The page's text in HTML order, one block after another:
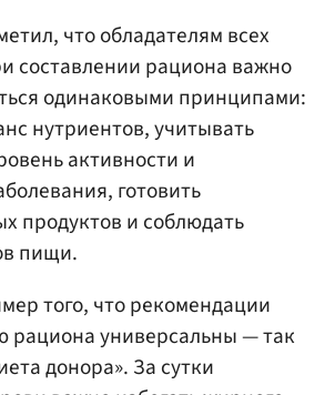
что обладателям всех
составлении рациона важно
одинаковыми принципами:
нутриентов, учитывать
активности и
готовить
продуктов и соблюдать
пищи.
того, что рекомендации
рациона универсальны — так
донора». За сутки